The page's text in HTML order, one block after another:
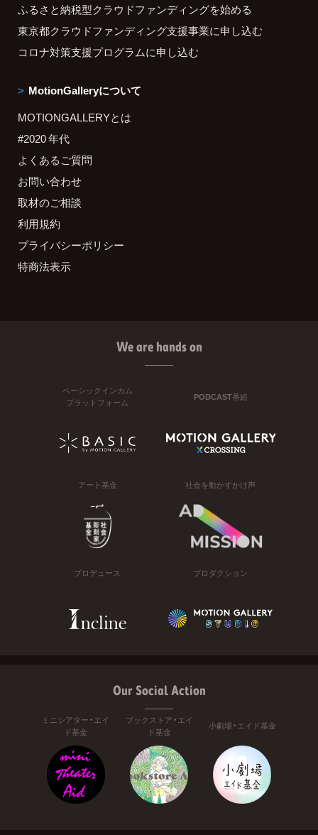
ふるさと納税型クラウドファンディングを始める
東京都クラウドファンディング支援事業に申し込む
コロナ対策支援プログラムに申し込む
MotionGalleryについて
MOTIONGALLERYとは
#2020 年代
よくあるご質問
お問い合わせ
取材のご相談
利用規約
プライバシーポリシー
特商法表示
We are hands on
ベーシックインカム
プラットフォーム
PODCAST番組
アート基金 社会を動かすかけ声
プロデュース プロダクション
Our Social Action
ミニシアター・エイ
ド基金
ブックストア・エイ
ド基金
小劇場・エイド基金